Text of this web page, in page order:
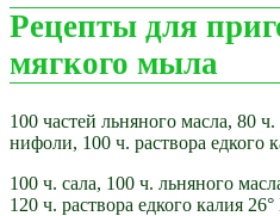
Рецепты для
мягкого мыла
100 частей льняного масла, 80
нифоли, 100 ч. раствора едкого
100 ч. сала, 100 ч. льняного
120 ч. раствора едкого калия 26°